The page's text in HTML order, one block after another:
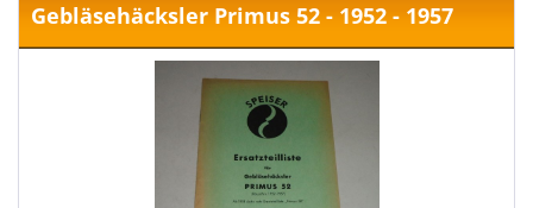
Gebläsehäcksler Primus 52 - 1952 - 1957